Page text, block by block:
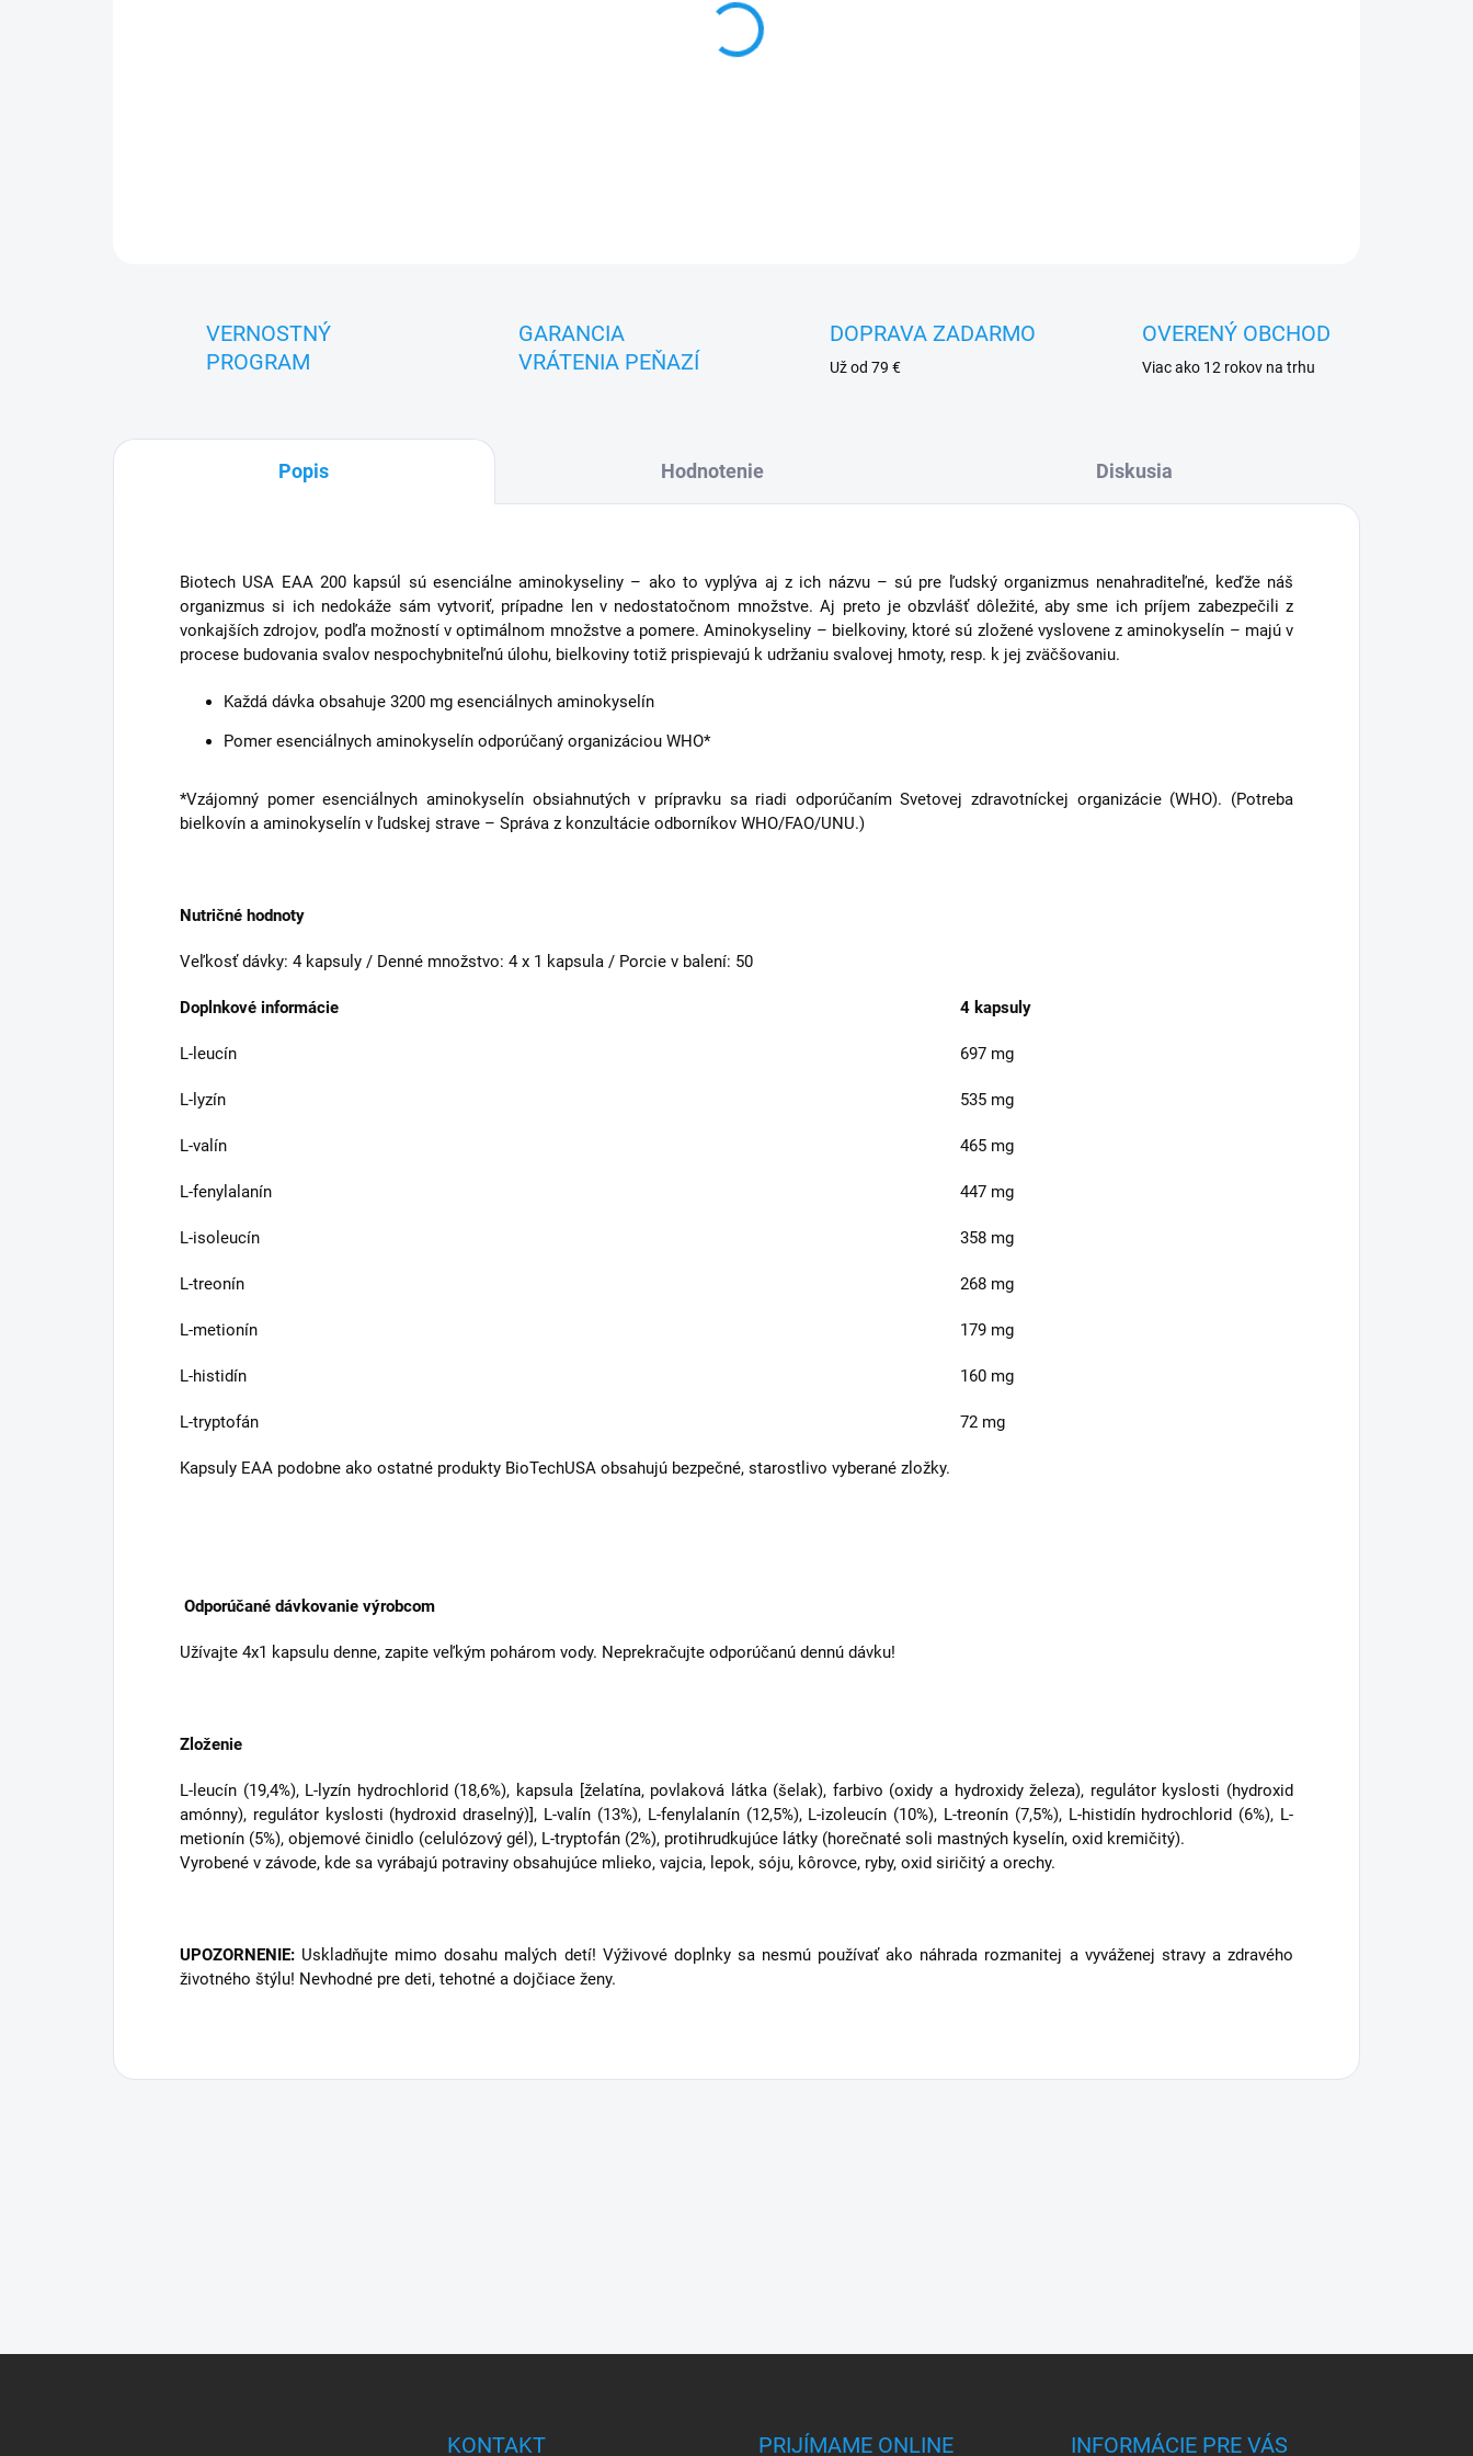
VERNOSTNÝ
PROGRAM
GARANCIA
VRÁTENIA PEŇAZÍ
DOPRAVA ZADARMO
Už od 79 €
OVERENÝ OBCHOD
Viac ako 12 rokov na trhu
Popis Hodnotenie Diskusia
Biotech USA EAA 200 kapsúl sú esenciálne aminokyseliny – ako to vyplýva aj z ich názvu – sú pre ľudský organizmus nenahraditeľné, keďže náš
organizmus si ich nedokáže sám vytvoriť, prípadne len v nedostatočnom množstve. Aj preto je obzvlášť dôležité, aby sme ich príjem zabezpečili z
vonkajších zdrojov, podľa možností v optimálnom množstve a pomere. Aminokyseliny – bielkoviny, ktoré sú zložené vyslovene z aminokyselín – majú v
procese budovania svalov nespochybniteľnú úlohu, bielkoviny totiž prispievajú k udržaniu svalovej hmoty, resp. k jej zväčšovaniu.
Každá dávka obsahuje 3200 mg esenciálnych aminokyselín
Pomer esenciálnych aminokyselín odporúčaný organizáciou WHO*
*Vzájomný pomer esenciálnych aminokyselín obsiahnutých v prípravku sa riadi odporúčaním Svetovej zdravotníckej organizácie (WHO). (Potreba
bielkovín a aminokyselín v ľudskej strave – Správa z konzultácie odborníkov WHO/FAO/UNU.)
Nutričné hodnoty
Veľkosť dávky: 4 kapsuly / Denné množstvo: 4 x 1 kapsula / Porcie v balení: 50
Doplnkové informácie 4 kapsuly
L-leucín 697 mg
L-lyzín 535 mg
L-valín 465 mg
L-fenylalanín 447 mg
L-isoleucín 358 mg
L-treonín 268 mg
L-metionín 179 mg
L-histidín 160 mg
L-tryptofán 72 mg
Kapsuly EAA podobne ako ostatné produkty BioTechUSA obsahujú bezpečné, starostlivo vyberané zložky.
Odporúčané dávkovanie výrobcom
Užívajte 4x1 kapsulu denne, zapite veľkým pohárom vody. Neprekračujte odporúčanú dennú dávku!
Zloženie
L-leucín (19,4%), L-lyzín hydrochlorid (18,6%), kapsula [želatína, povlaková látka (šelak), farbivo (oxidy a hydroxidy železa), regulátor kyslosti (hydroxid
amónny), regulátor kyslosti (hydroxid draselný)], L-valín (13%), L-fenylalanín (12,5%), L-izoleucín (10%), L-treonín (7,5%), L-histidín hydrochlorid (6%), L-
metionín (5%), objemové činidlo (celulózový gél), L-tryptofán (2%), protihrudkujúce látky (horečnaté soli mastných kyselín, oxid kremičitý).
Vyrobené v závode, kde sa vyrábajú potraviny obsahujúce mlieko, vajcia, lepok, sóju, kôrovce, ryby, oxid siričitý a orechy.
UPOZORNENIE: Uskladňujte mimo dosahu malých detí! Výživové doplnky sa nesmú používať ako náhrada rozmanitej a vyváženej stravy a zdravého
životného štýlu! Nevhodné pre deti, tehotné a dojčiace ženy.
KONTAKT
PRIJÍMAME ONLINE
INFORMÁCIE PRE VÁS